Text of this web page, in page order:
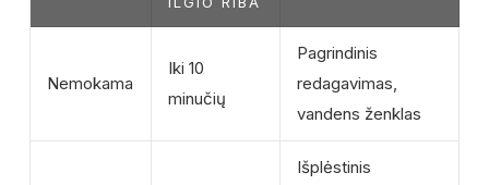
Nemokama
Iki 10
minučių
Pagrindinis
redagavimas,
vandens ženklas
Išplėstinis